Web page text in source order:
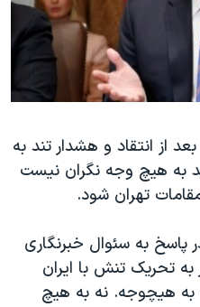
از انتقاد و هشدار تند به
به هیچ وجه نگران نیست
تهران شود.
پاسخ به سئوال خبرنگاری
تحریک تنش با ایران
به هیچوجه. نه به هیچ